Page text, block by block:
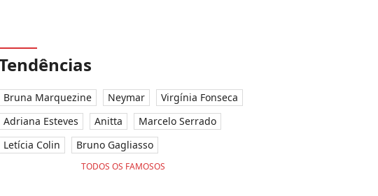
Bruna Marquezine Neymar
Virgínia Fonseca
Adriana Esteves
Anitta
Marcelo Serrado
Letícia Colin
Bruno Gagliasso
TODOS OS FAMOSOS